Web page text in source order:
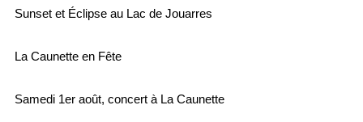
Sunset et Éclipse au Lac de Jouarres
La Caunette en Fête
Samedi 1er août, concert à La Caunette